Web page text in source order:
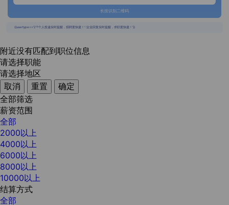
长按识别二维码
{{usertype=='2'?'个人投递实时提醒，招聘更快捷！':'企业回复实时提醒，求职更快捷！'}}
附近没有匹配到职位信息
请选择职能
请选择地区
取消
重置
确定
全部筛选
薪资范围
全部
2000以上
4000以上
6000以上
8000以上
10000以上
结算方式
全部